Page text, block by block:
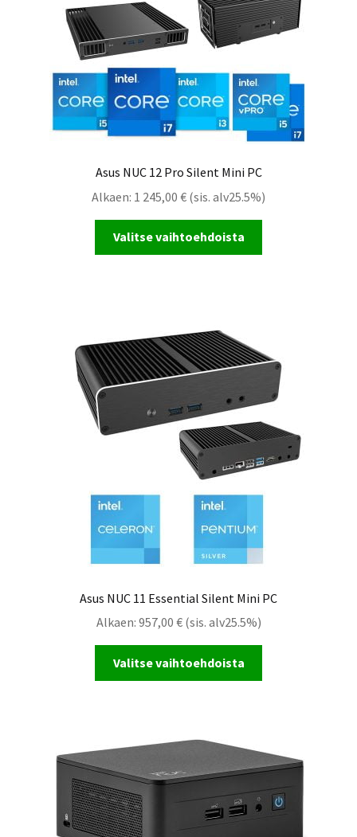
Asus NUC 12 Pro Silent Mini PC
Alkaen: 1 245,00 € (sis. alv25.5%)
Valitse vaihtoehdoista
Asus NUC 11 Essential Silent Mini PC
Alkaen: 957,00 €(sis. alv25.5%)
Valitse vaihtoehdoista